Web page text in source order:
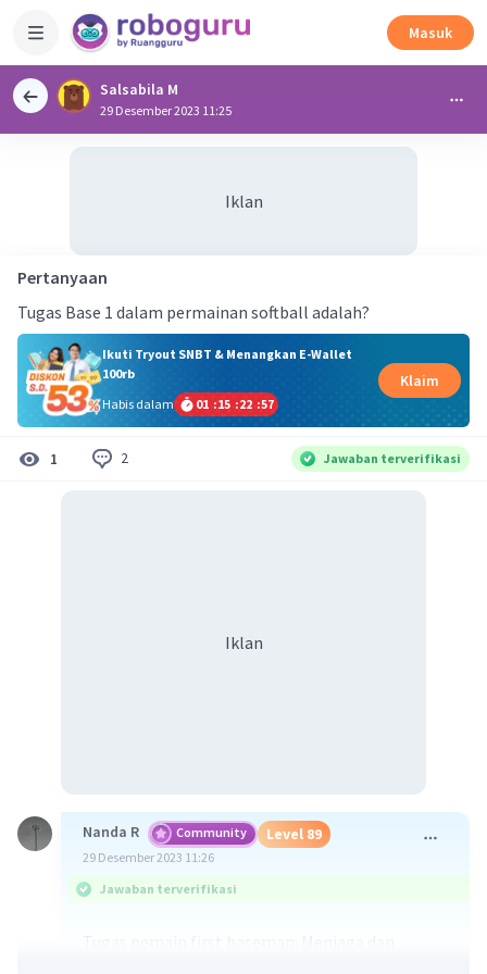
Masuk
Salsabila M
29 Desember 2023 11:25
Iklan
Pertanyaan
Tugas Base 1 dalam permainan softball adalah?
Ikuti Tryout SNBT & Menangkan E-Wallet
100rb
Habis dalam
01 :15 :22 :56
Klaim
1 2 Jawaban terverifikasi
Iklan
Nanda R Community Level 89
29 Desember 2023 11:26
Jawaban terverifikasi